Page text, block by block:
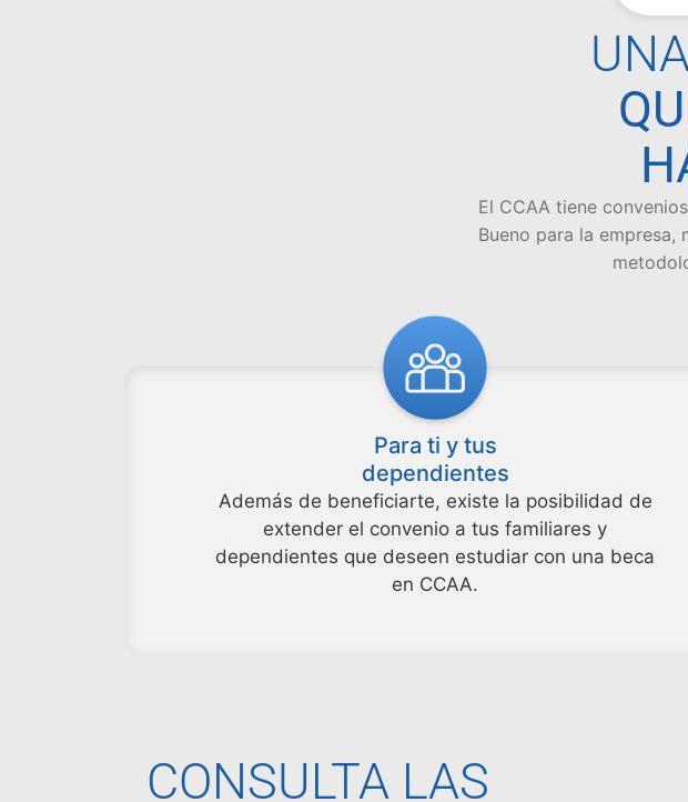
El CCAA tiene
Bueno para la empresa,
Para ti y tus
dependientes
Además de beneficiarte, existe la posibilidad de
extender el convenio a tus familiares y
dependientes que deseen estudiar con una beca
en CCAA.
CONSULTA LAS